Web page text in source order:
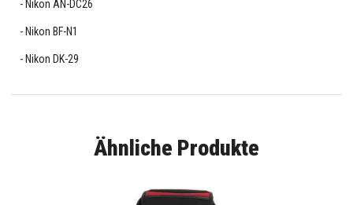
Nikon AN-DC26
Nikon BF-N1
Nikon DK-29
Ähnliche Produkte